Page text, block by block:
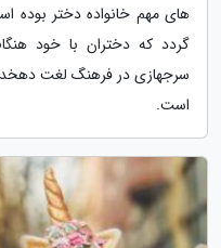
های مهم خانواده دختر بوده
گردد که دختران با خود
سرجهازی در فرهنگ لغت دهخدا
است.